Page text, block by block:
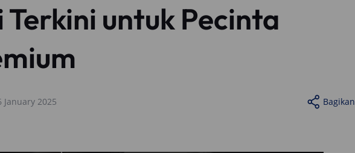
Terkini untuk Pecinta
January 2025 Bagikan